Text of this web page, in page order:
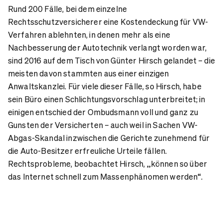
Rund 200 Fälle, bei dem einzelne
Rechtsschutzversicherer eine Kostendeckung für VW-
Verfahren ablehnten, in denen mehr als eine
Nachbesserung der Autotechnik verlangt worden war,
sind 2016 auf dem Tisch von Günter Hirsch gelandet – die
meisten davon stammten aus einer einzigen
Anwaltskanzlei. Für viele dieser Fälle, so Hirsch, habe
sein Büro einen Schlichtungsvorschlag unterbreitet; in
einigen entschied der Ombudsmann voll und ganz zu
Gunsten der Versicherten – auch weil in Sachen VW-
Abgas-Skandal inzwischen die Gerichte zunehmend für
die Auto-Besitzer erfreuliche Urteile fällen.
Rechtsprobleme, beobachtet Hirsch, „können so über
das Internet schnell zum Massenphänomen werden“.